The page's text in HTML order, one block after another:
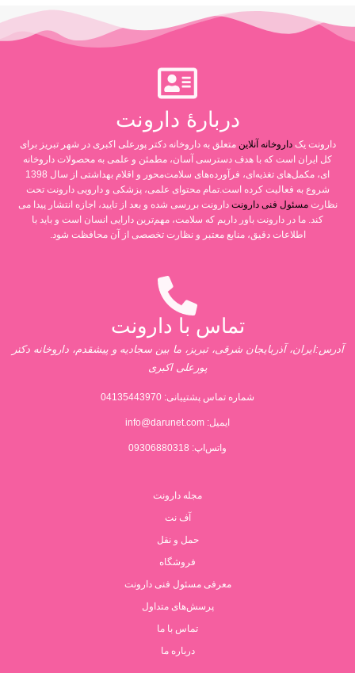
دربارۀ دارونت
دارونت یکداروخانه آنلاین متعلق به داروخانه دکتر پورعلی اکبری در شهر تبریز برای
کل ایران است که با هدف دسترسی آسان، مطمئن و علمی به محصولات داروخانه
ای، مکمل‌های تغذیه‌ای، فرآورده‌های سلامت‌محور و اقلام بهداشتی از سال 1398
شروع به فعالیت کرده است.تمام محتوای علمی، پزشکی و دارویی دارونت تحت
نظارتمسئول فنی دارونت دارونت بررسی شده و بعد از تایید، اجازه انتشار پیدا می
کند. ما در دارونت باور داریم که سلامت، مهم‌ترین دارایی انسان است و باید با
اطلاعات دقیق، منابع معتبر و نظارت تخصصی از آن محافظت شود.
تماس با دارونت
آدرس:ایران، آذربایجان شرقی، تبریز، ما بین سجادیه و پیشقدم، داروخانه دکتر
پورعلی اکبری
شماره تماس پشتیبانی: 04135443970
ایمیل: info@darunet.com
واتس‌اپ: 09306880318
مجله دارونت
آف نت
حمل و نقل
فروشگاه
معرفی مسئول فنی دارونت
پرسش‌های متداول
تماس با ما
درباره ما